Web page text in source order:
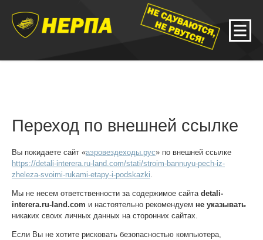
Переход по внешней ссылке
Вы покидаете сайт «аэровездеходы.рус» по внешней ссылке
https://detali-interera.ru-land.com/stati/stroim-bannuyu-pech-iz-
zheleza-svoimi-rukami-etapy-i-podskazki
Мы не несем ответственности за содержимое сайта detali-
interera.ru-land.com и настоятельно рекомендуем не указывать
никаких своих личных данных на сторонних сайтах.
Если Вы не хотите рисковать безопасностью компьютера,